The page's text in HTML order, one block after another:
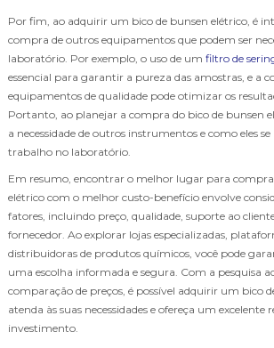
Por fim, ao adquirir um bico de bunsen elétrico, é
compra de outros equipamentos que podem ser
laboratório. Por exemplo, o uso de um filtro de
essencial para garantir a pureza das amostras, e a
equipamentos de qualidade pode otimizar os
Portanto, ao planejar a compra do bico de bunsen
a necessidade de outros instrumentos e como eles
trabalho no laboratório.
Em resumo, encontrar o melhor lugar para
elétrico com o melhor custo-benefício envolve
fatores, incluindo preço, qualidade, suporte ao
fornecedor. Ao explorar lojas especializadas,
distribuidoras de produtos químicos, você pode
uma escolha informada e segura. Com a pesquisa
comparação de preços, é possível adquirir um bico
atenda às suas necessidades e ofereça um excelente
investimento.